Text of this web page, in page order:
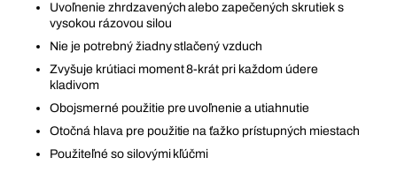
Uvoľnenie zhrdzavených alebo zapečených skrutiek s
vysokou rázovou silou
Nie je potrebný žiadny stlačený vzduch
Zvyšuje krútiaci moment 8-krát pri každom údere
kladivom
Obojsmerné použitie pre uvoľnenie a utiahnutie
Otočná hlava pre použitie na ťažko prístupných miestach
Použiteľné so silovými kľúčmi